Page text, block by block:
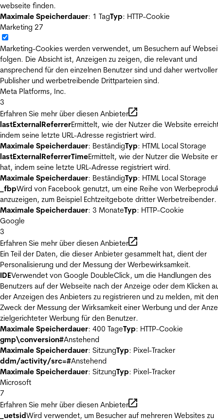
webseite finden.
Maximale Speicherdauer: 1 TagTyp: HTTP-Cookie
Marketing 27
Marketing-Cookies werden verwendet, um Besuchern auf
folgen. Die Absicht ist, Anzeigen zu zeigen, die relevant und
ansprechend für den einzelnen Benutzer sind und daher
Publisher und werbetreibende Drittparteien sind.
Meta Platforms, Inc.
3
Erfahren Sie mehr über diesen Anbieter
lastExternalReferrerErmittelt, wie der Nutzer die Website
indem seine letzte URL-Adresse registriert wird.
Maximale Speicherdauer: BeständigTyp: HTML Local Storage
lastExternalReferrerTimeErmittelt, wie der Nutzer die Website
hat, indem seine letzte URL-Adresse registriert wird.
Maximale Speicherdauer: BeständigTyp: HTML Local Storage
_fbpWird von Facebook genutzt, um eine Reihe von
anzuzeigen, zum Beispiel Echtzeitgebote dritter Werbetreibender.
Maximale Speicherdauer: 3 MonateTyp: HTTP-Cookie
Google
3
Erfahren Sie mehr über diesen Anbieter
Ein Teil der Daten, die dieser Anbieter gesammelt hat, dient der
Personalisierung und der Messung der Werbewirksamkeit.
IDEVerwendet von Google DoubleClick, um die Handlungen des
Benutzers auf der Webseite nach der Anzeige oder dem Klicken
der Anzeigen des Anbieters zu registrieren und zu melden, mit
Zweck der Messung der Wirksamkeit einer Werbung und der
zielgerichteter Werbung für den Benutzer.
Maximale Speicherdauer: 400 TageTyp: HTTP-Cookie
gmp\conversion#Anstehend
Maximale Speicherdauer: SitzungTyp: Pixel-Tracker
ddm/activity/src=#Anstehend
Maximale Speicherdauer: SitzungTyp: Pixel-Tracker
Microsoft
7
Erfahren Sie mehr über diesen Anbieter
_uetsidWird verwendet, um Besucher auf mehreren Websites zu